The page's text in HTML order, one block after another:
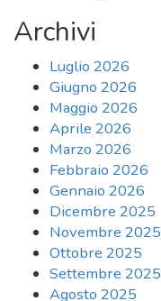
Archivi
Luglio 2026
Giugno 2026
Maggio 2026
Aprile 2026
Marzo 2026
Febbraio 2026
Gennaio 2026
Dicembre 2025
Novembre 2025
Ottobre 2025
Settembre 2025
Agosto 2025